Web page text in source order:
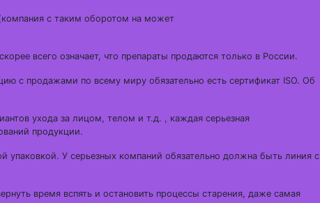
с таким оборотом на может
всего означает, что препараты продаются только в России.
с продажами по всему миру обязательно есть сертификат ISO. Об
ухода за лицом, телом и т.д. , каждая серьезная
продукции.
упаковкой. У серьезных компаний обязательно должна быть линия с
время вспять и остановить процессы старения, даже самая